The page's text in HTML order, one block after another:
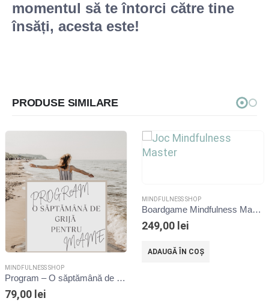
momentul să te întorci către tine
însăți, acesta este!
PRODUSE SIMILARE
MINDFULNESS SHOP
Program – O săptămână de grijă pentru mame
79,00 lei
MINDFULNESS SHOP
Boardgame Mindfulness Master
249,00 lei
ADAUGĂ ÎN COȘ